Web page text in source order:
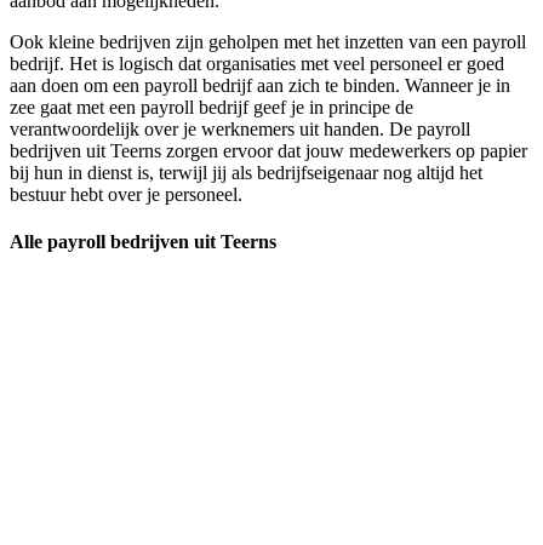
Ook kleine bedrijven zijn geholpen met het inzetten van een payroll
bedrijf. Het is logisch dat organisaties met veel personeel er goed
aan doen om een payroll bedrijf aan zich te binden. Wanneer je in
zee gaat met een payroll bedrijf geef je in principe de
verantwoordelijk over je werknemers uit handen. De payroll
bedrijven uit Teerns zorgen ervoor dat jouw medewerkers op papier
bij hun in dienst is, terwijl jij als bedrijfseigenaar nog altijd het
bestuur hebt over je personeel.
Alle payroll bedrijven uit Teerns